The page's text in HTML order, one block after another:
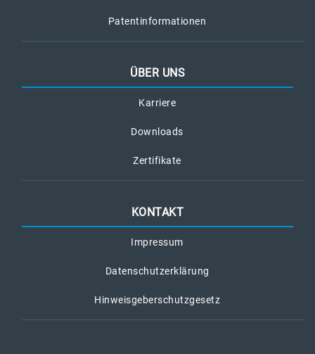
Patentinformationen
ÜBER UNS
Karriere
Downloads
Zertifikate
KONTAKT
Impressum
Datenschutzerklärung
Hinweisgeberschutzgesetz